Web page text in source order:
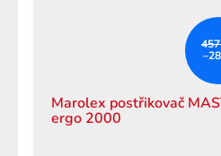
Marolex postřikovač
ergo 2000